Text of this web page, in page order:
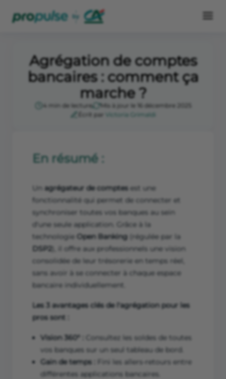
Agrégation de comptes
bancaires : comment ça
marche ?
4 min de lecture
Mis à jour le 16 décembre 2025
Écrit par
Victoria Grimaldi
En résumé :
Un agrégateur de comptes est une
fonctionnalité qui permet de connecter et
synchroniser toutes vos banques au sein
d'une seule application. Grâce à la
technologie
Open Banking (régulée par la
DSP2
), il offre aux professionnels une vision
consolidée de leur trésorerie en temps réel,
sans avoir à se connecter à chaque espace
bancaire individuellement.
Les 3 avantages clés de l'agrégation pour les
pros sont :
Vision 360° :
Consultez les soldes de toutes
vos banques sur un seul tableau de bord.
Gain de temps :
Fini les allers-retours entre
différentes applications bancaires.